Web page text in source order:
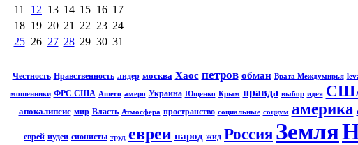
11
12 13 14 15 16 17
18 19 20 21 22 23 24
25 26 27 28 29 30 31
Честность Нравственность лидер москва Хаос петров обман Врата Междумирья
мошенники ФРС США Amero амеро Украина Ющенко Крым правда выбор идея
апокалипсис мир Власть Атмосфера пространство социальные социум америка
еврей иудеи сионисты труд евреи народ жид Россия Земля